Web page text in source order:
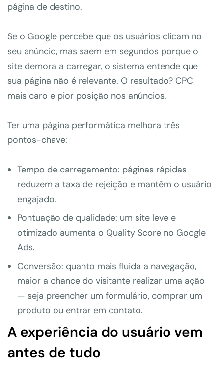
página de destino.
Se o Google percebe que os usuários clicam no
seu anúncio, mas saem em segundos porque o
site demora a carregar, o sistema entende que
sua página não é relevante. O resultado? CPC
mais caro e pior posição nos anúncios.
Ter uma página performática melhora três
pontos-chave:
Tempo de carregamento: páginas rápidas
reduzem a taxa de rejeição e mantêm o usuário
engajado.
Pontuação de qualidade: um site leve e
otimizado aumenta o Quality Score no Google
Ads.
Conversão: quanto mais fluida a navegação,
maior a chance do visitante realizar uma ação
— seja preencher um formulário, comprar um
produto ou entrar em contato.
A experiência do usuário vem
antes de tudo